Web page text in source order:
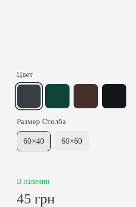
Цвет
Размер Столба
60×40 60×60
В наличии
45 грн